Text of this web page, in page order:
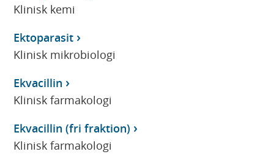
Klinisk kemi
Ektoparasit
Klinisk mikrobiologi
Ekvacillin
Klinisk farmakologi
Ekvacillin (fri fraktion)
Klinisk farmakologi